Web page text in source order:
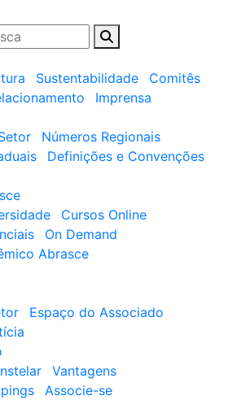
Sustentabilidade
Comitês
Imprensa
Números Regionais
Definições e Convenções
Cursos Online
On Demand
Abrasce
Espaço do Associado
Vantagens
Associe-se